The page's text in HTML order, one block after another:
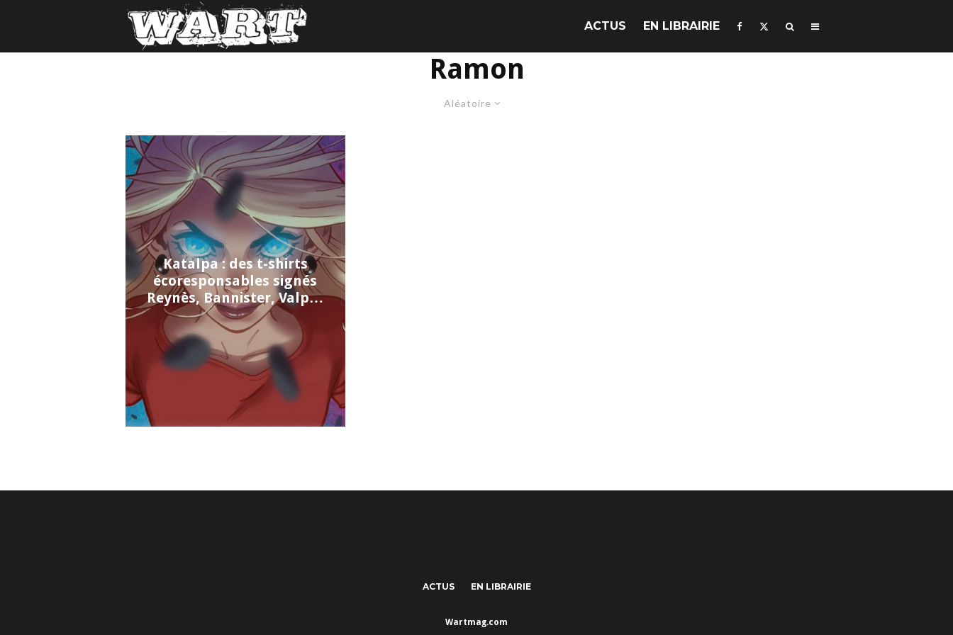
ACTUS EN LIBRAIRIE
Ramon
Aléatoire
Katalpa : des t-shirts
écoresponsables signés
Reynès, Bannister, Valp…
ACTUS EN LIBRAIRIE
Wartmag.com